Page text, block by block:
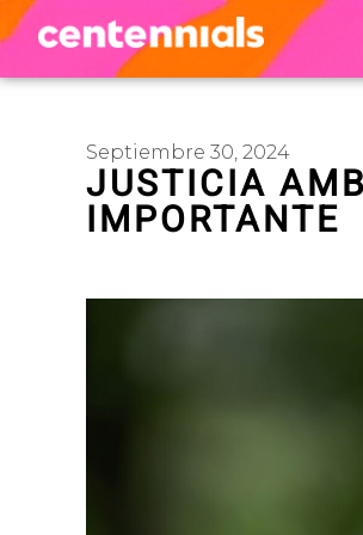
Septiembre 30, 2024
JUSTICIA
IMPORTANTE